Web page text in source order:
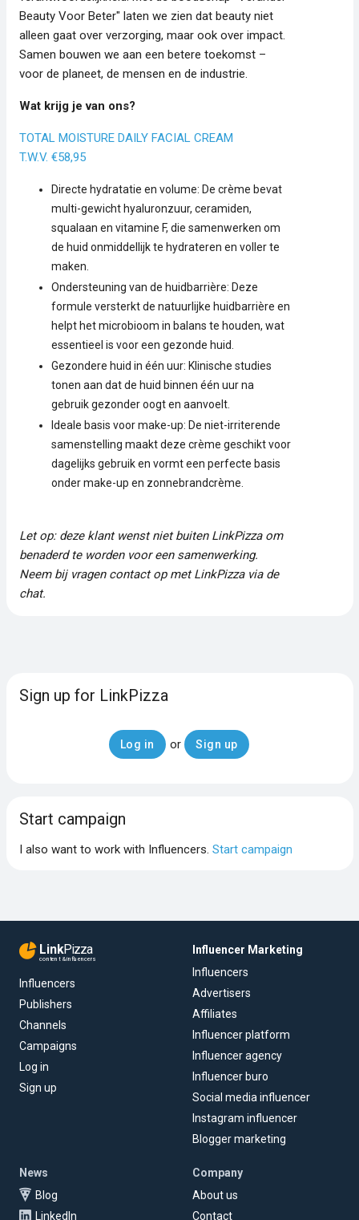
Beauty Voor Beter" laten we zien dat beauty niet
alleen gaat over verzorging, maar ook over impact.
Samen bouwen we aan een betere toekomst –
voor de planeet, de mensen en de industrie.
Wat krijg je van ons?
TOTAL MOISTURE DAILY FACIAL CREAM
T.W.V. €58,95
Directe hydratatie en volume: De crème bevat
multi-gewicht hyaluronzuur, ceramiden,
squalaan en vitamine F, die samenwerken om
de huid onmiddellijk te hydrateren en voller te
maken.
Ondersteuning van de huidbarrière: Deze
formule versterkt de natuurlijke huidbarrière en
helpt het microbioom in balans te houden, wat
essentieel is voor een gezonde huid.
Gezondere huid in één uur: Klinische studies
tonen aan dat de huid binnen één uur na
gebruik gezonder oogt en aanvoelt.
Ideale basis voor make-up: De niet-irriterende
samenstelling maakt deze crème geschikt voor
dagelijks gebruik en vormt een perfecte basis
onder make-up en zonnebrandcrème.
Let op: deze klant wenst niet buiten LinkPizza om
benaderd te worden voor een samenwerking.
Neem bij vragen contact op met LinkPizza via de
chat.
Sign up for LinkPizza
Log in or Sign up
Start campaign
I also want to work with Influencers. Start campaign
LinkPizza
content & influencers
Influencers
Publishers
Channels
Campaigns
Log in
Sign up
Influencer Marketing
Influencers
Advertisers
Affiliates
Influencer platform
Influencer agency
Influencer buro
Social media influencer
Instagram influencer
Blogger marketing
News
Blog
LinkedIn
Company
About us
Contact